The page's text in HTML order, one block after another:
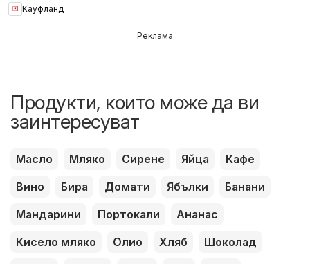
Кауфланд
Реклама
Продукти, които може да ви
заинтересуват
Масло Мляко Сирене Яйца
Кафе
Вино
Бира Домати Ябълки
Банани
Мандарини
Портокали
Ананас
Кисело мляко
Олио Хляб
Шоколад